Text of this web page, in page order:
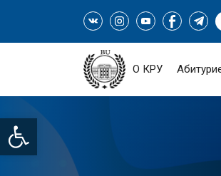
Open toolbar
О КРУ